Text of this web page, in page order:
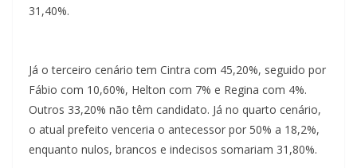
31,40%.
Já o terceiro cenário tem Cintra com 45,20%, seguido por
Fábio com 10,60%, Helton com 7% e Regina com 4%.
Outros 33,20% não têm candidato. Já no quarto cenário,
o atual prefeito venceria o antecessor por 50% a 18,2%,
enquanto nulos, brancos e indecisos somariam 31,80%.